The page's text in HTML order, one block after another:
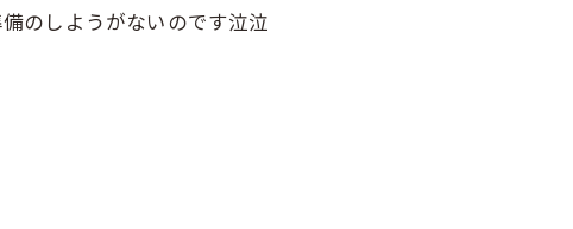
のしようがないのです泣泣